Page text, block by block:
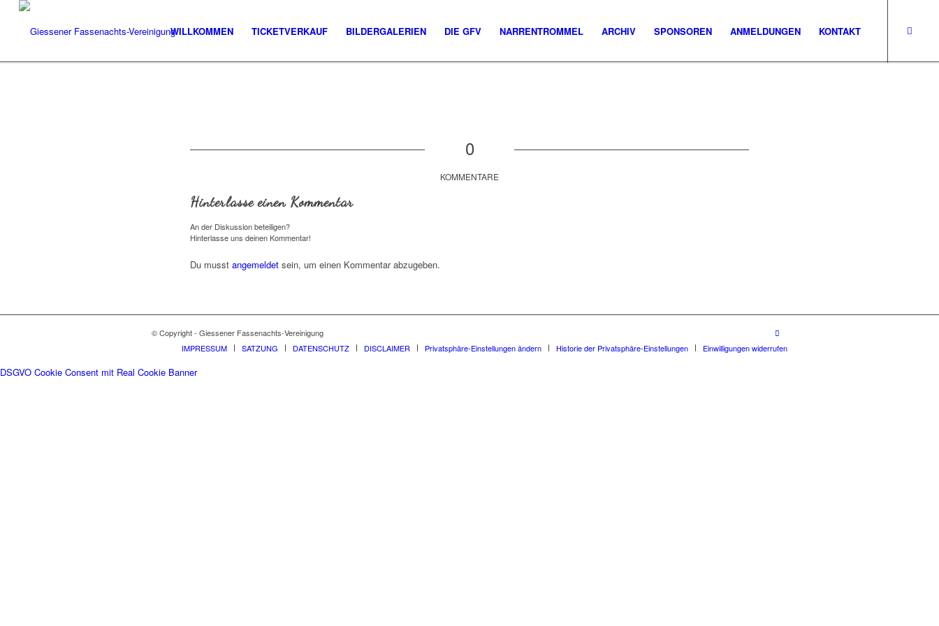
WILLKOMMEN TICKETVERKAUF BILDERGALERIEN DIE GFV NARRENTROMMEL ARCHIV SPONSOREN ANMELDUNGEN KONTAKT
0
KOMMENTARE
Hinterlasse einen Kommentar
An der Diskussion beteiligen?
Hinterlasse uns deinen Kommentar!
Du musst angemeldet sein, um einen Kommentar abzugeben.
© Copyright - Giessener Fassenachts-Vereinigung
IMPRESSUM
SATZUNG DATENSCHUTZ DISCLAIMER Privatsphäre-Einstellungen ändern Historie der Privatsphäre-Einstellungen Einwilligungen widerrufen
DSGVO Cookie Consent mit Real Cookie Banner